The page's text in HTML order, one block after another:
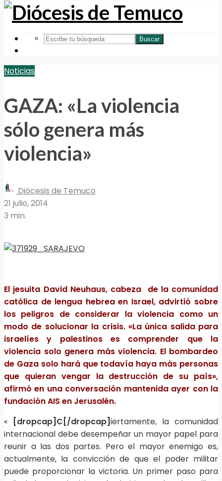
Buscar
Noticias
GAZA: «La violencia
sólo genera más
violencia»
Diócesis de Temuco
21 julio, 2014
3 min.
El jesuita David Neuhaus, cabeza de la comunidad
católica de lengua hebrea en Israel, advirtió sobre
los peligros de considerar la violencia como un
modo de solucionar la crisis. «La única salida para
israelíes y palestinos es comprender que la
violencia solo genera más violencia. El bombardeo
de Gaza solo hará que todavía haya más personas
que quieran vengar la destrucción de su país»,
afirmó en una conversación mantenida ayer con la
fundación AIS en Jerusalén.
« [dropcap]C[/dropcap]iertamente, la comunidad
internacional debe desempeñar un mayor papel para
reunir a las dos partes. Pero el mayor enemigo es,
actualmente, la convicción de que el poder militar
puede proporcionar la victoria. Un primer paso para